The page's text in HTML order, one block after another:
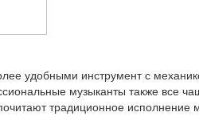
удобными инструмент с
музыканты также все
традиционное